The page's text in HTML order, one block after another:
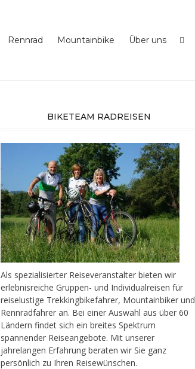
Rennrad Mountainbike Über uns
BIKETEAM RADREISEN
Als spezialisierter Reiseveranstalter bieten wir
erlebnisreiche Gruppen- und Individualreisen für
reiselustige Trekkingbikefahrer, Mountainbiker und
Rennradfahrer an. Bei einer Auswahl aus über 60
Ländern findet sich ein breites Spektrum
spannender Reiseangebote. Mit unserer
jahrelangen Erfahrung beraten wir Sie ganz
persönlich zu Ihren Reisewünschen.